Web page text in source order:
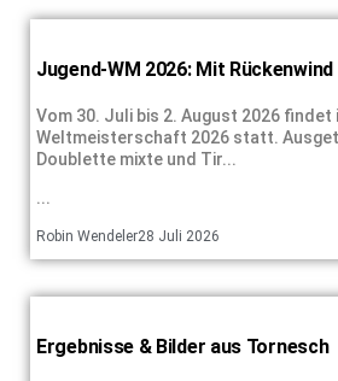
Jugend-WM 2026: Mit
Vom 30. Juli bis 2. August 2026
Weltmeisterschaft 2026 statt.
Doublette mixte und Tir...
...
Robin Wendeler28 Juli 2026
Ergebnisse & Bilder aus Tornesch